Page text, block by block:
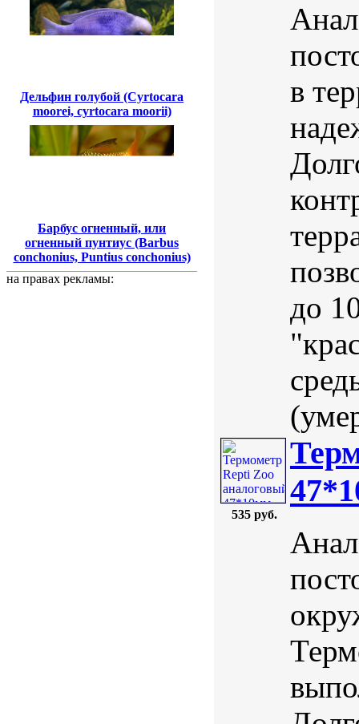
Дельфин голубой (Cyrtocara
moorei, cyrtocara moorii)
Барбус огненный, или
огненный пунтиус (Barbus
conchonius, Puntius conchonius)
на правах рекламы:
в
до
535 руб.